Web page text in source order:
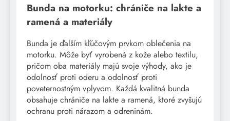
Bunda na motorku: chrániče na lakte a
ramená a materiály
Bunda je ďalším kľúčovým prvkom oblečenia na
motorku. Môže byť vyrobená z kože alebo textilu,
pričom oba materiály majú svoje výhody, ako je
odolnosť proti oderu a odolnosť proti
poveternostným vplyvom. Každá kvalitná bunda
obsahuje chrániče na lakte a ramená, ktoré zvyšujú
ochranu proti nárazom a odreninám.